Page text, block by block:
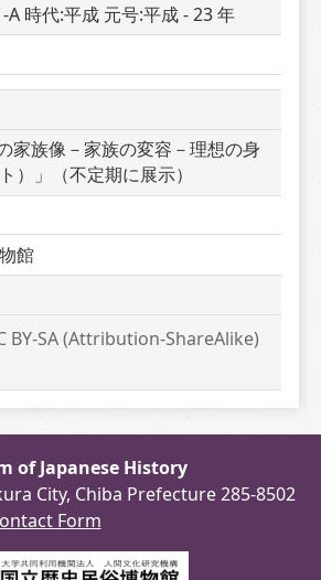
A 時代:平成 元号:平成 - 23 年
家族像－家族の変容－理想の身
）」（不定期に展示）
館
BY-SA (Attribution-ShareAlike)
of Japanese History
City, Chiba Prefecture 285-8502
Form